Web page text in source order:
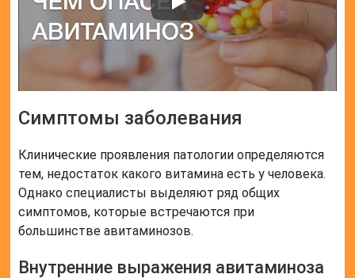
Симптомы заболевания
Клинические проявления патологии определяются
тем, недостаток какого витамина есть у человека.
Однако специалисты выделяют ряд общих
симптомов, которые встречаются при
большинстве авитаминозов.
Внутренние выражения авитаминоза